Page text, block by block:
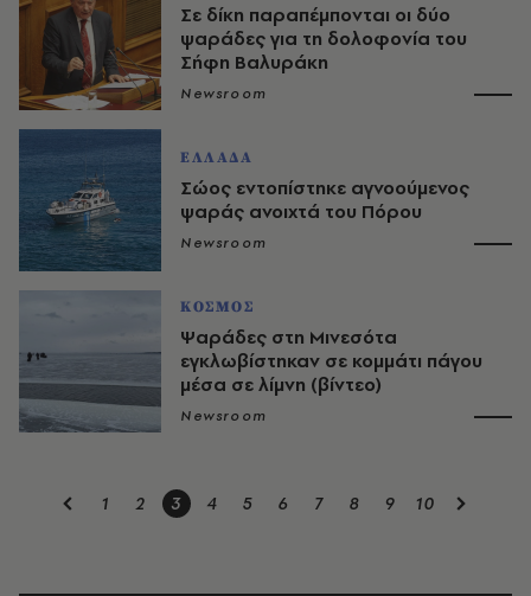
Σε δίκη παραπέμπονται οι δύο
ψαράδες για τη δολοφονία του
Σήφη Βαλυράκη
Newsroom
ΕΛΛΑΔΑ
Σώος εντοπίστηκε αγνοούμενος
ψαράς ανοιχτά του Πόρου
Newsroom
ΚΟΣΜΟΣ
Ψαράδες στη Μινεσότα
εγκλωβίστηκαν σε κομμάτι πάγου
μέσα σε λίμνη (βίντεο)
Newsroom
1 2 3 4 5 6 7 8 9 10